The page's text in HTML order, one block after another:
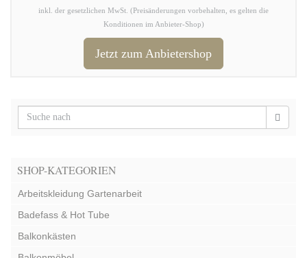
inkl. der gesetzlichen MwSt. (Preisänderungen vorbehalten, es gelten die
Konditionen im Anbieter-Shop)
Jetzt zum Anbietershop
SHOP-KATEGORIEN
Arbeitskleidung Gartenarbeit
Badefass & Hot Tube
Balkonkästen